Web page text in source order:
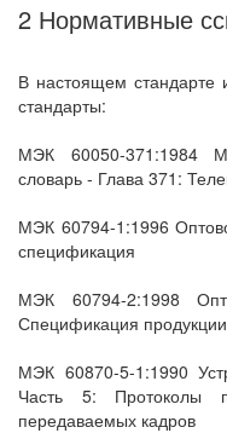
2 Нормативные
В настоящем стандарте
стандарты:
МЭК 60050-371:1984
словарь - Глава 371:
МЭК 60794-1:1996
спецификация
МЭК 60794-2:1998
Спецификация продукции
МЭК 60870-5-1:1990
Часть 5: Протоколы
передаваемых кадров